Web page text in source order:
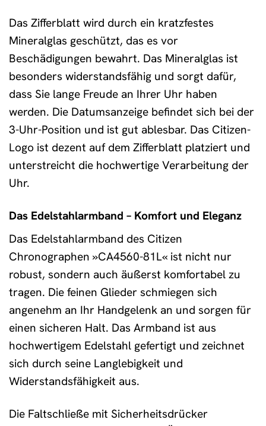
Das Zifferblatt wird durch ein kratzfestes
Mineralglas geschützt, das es vor
Beschädigungen bewahrt. Das Mineralglas ist
besonders widerstandsfähig und sorgt dafür,
dass Sie lange Freude an Ihrer Uhr haben
werden. Die Datumsanzeige befindet sich bei der
3-Uhr-Position und ist gut ablesbar. Das Citizen-
Logo ist dezent auf dem Zifferblatt platziert und
unterstreicht die hochwertige Verarbeitung der
Uhr.
Das Edelstahlarmband – Komfort und Eleganz
Das Edelstahlarmband des Citizen
Chronographen »CA4560-81L« ist nicht nur
robust, sondern auch äußerst komfortabel zu
tragen. Die feinen Glieder schmiegen sich
angenehm an Ihr Handgelenk an und sorgen für
einen sicheren Halt. Das Armband ist aus
hochwertigem Edelstahl gefertigt und zeichnet
sich durch seine Langlebigkeit und
Widerstandsfähigkeit aus.
Die Faltschließe mit Sicherheitsdrücker